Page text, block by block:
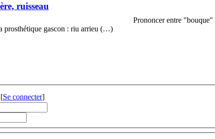
ruisseau
prosthétique gascon : riu arrieu (…)
Prononcer entre
[Se connecter]